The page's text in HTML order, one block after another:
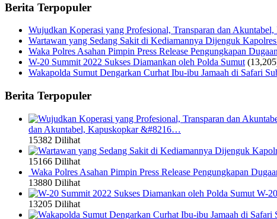
Berita Terpopuler
Wujudkan Koperasi yang Profesional, Transparan dan
Wartawan yang Sedang Sakit di Kediamannya Dijenguk
Waka Polres Asahan Pimpin Press Release Pengungkapan
W-20 Summit 2022 Sukses Diamankan oleh Polda Sumut
Wakapolda Sumut Dengarkan Curhat Ibu-ibu Jamaah di Safari
Berita Terpopuler
dan Akuntabel, Kapuskopkar &#8216…
15382 Dilihat
15166 Dilihat
Waka Polres Asahan Pimpin Press Release Pengungkapan
13880 Dilihat
W-
13205 Dilihat